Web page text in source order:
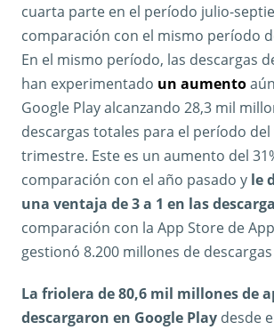
cuarta parte en el período julio-
comparación con el mismo período
En el mismo período, las descargas
han experimentado un aumento
Google Play alcanzando 28,3 mil
descargas totales para el período
trimestre. Este es un aumento del
comparación con el año pasado y le
una ventaja de 3 a 1 en las
comparación con la App Store de
gestionó 8.200 millones de
La friolera de 80,6 mil millones de
descargaron en Google Play desde